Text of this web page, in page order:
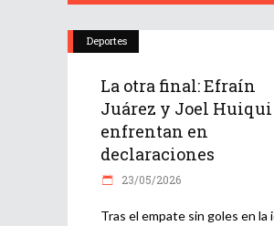
Deportes
La otra final: Efraín
Juárez y Joel Huiqui
enfrentan en
declaraciones
23/05/2026
Tras el empate sin goles en la